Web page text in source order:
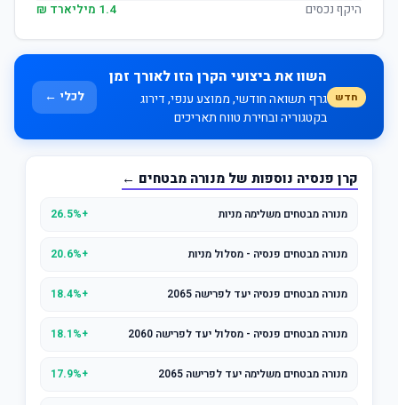
היקף נכסים 1.4 מיליארד ₪
חדש
השוו את ביצועי הקרן הזו לאורך זמן
גרף תשואה חודשי, ממוצע ענפי, דירוג
בקטגוריה ובחירת טווח תאריכים
לכלי ←
קרן פנסיה נוספות של מנורה מבטחים ←
מנורה מבטחים משלימה מניות +26.5%
מנורה מבטחים פנסיה - מסלול מניות +20.6%
מנורה מבטחים פנסיה יעד לפרישה 2065 +18.4%
מנורה מבטחים פנסיה - מסלול יעד לפרישה 2060 +18.1%
מנורה מבטחים משלימה יעד לפרישה 2065 +17.9%